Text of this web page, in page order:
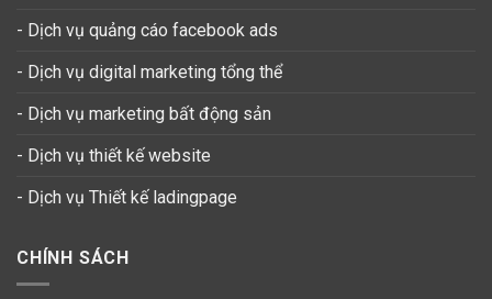
- Dịch vụ quảng cáo facebook ads
- Dịch vụ digital marketing tổng thể
- Dịch vụ marketing bất động sản
- Dịch vụ thiết kế website
- Dịch vụ Thiết kế ladingpage
CHÍNH SÁCH